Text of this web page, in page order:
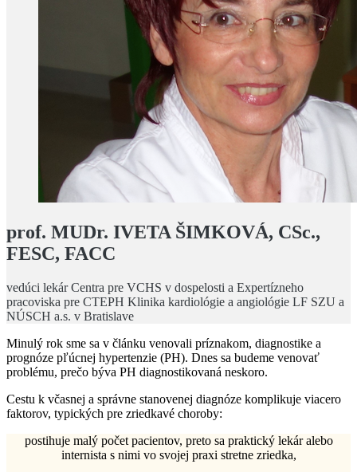
prof. MUDr. IVETA ŠIMKOVÁ, CSc.,
FESC, FACC
vedúci lekár Centra pre VCHS v dospelosti a Expertízneho
pracoviska pre CTEPH Klinika kardiológie a angiológie LF SZU a
NÚSCH a.s. v Bratislave
Minulý rok sme sa v článku venovali príznakom, diagnostike a
prognóze pľúcnej hypertenzie (PH). Dnes sa budeme venovať
problému, prečo býva PH diagnostikovaná neskoro.
Cestu k včasnej a správne stanovenej diagnóze komplikuje viacero
faktorov, typických pre zriedkavé choroby:
postihuje malý počet pacientov, preto sa praktický lekár alebo
internista s nimi vo svojej praxi stretne zriedka,